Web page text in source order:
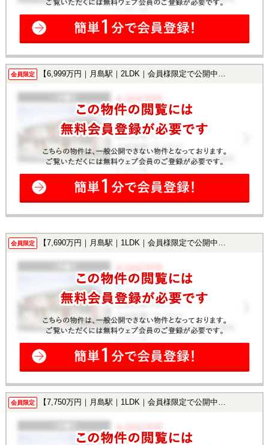
会員限定 【6,999万円｜月島駅｜2LDK｜会員様限定で公開中！】
会員限定 【7,690万円｜月島駅｜1LDK｜会員様限定で公開中！】
会員限定 【7,750万円｜月島駅｜1LDK｜会員様限定で公開中！】